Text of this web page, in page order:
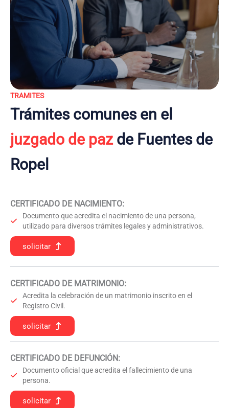
TRAMITES
Trámites comunes en el
juzgado de pazde Fuentes de
Ropel
CERTIFICADO DE NACIMIENTO:
Documento que acredita el nacimiento de una persona,
utilizado para diversos trámites legales y administrativos.
solicitar
CERTIFICADO DE MATRIMONIO:
Acredita la celebración de un matrimonio inscrito en el
Registro Civil.
solicitar
CERTIFICADO DE DEFUNCIÓN:
Documento oficial que acredita el fallecimiento de una
persona.
solicitar